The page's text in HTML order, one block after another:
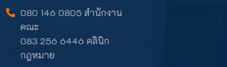
080 146 0805 สำนักงาน
คณะ
083 256 6446 คลินิก
กฎหมาย